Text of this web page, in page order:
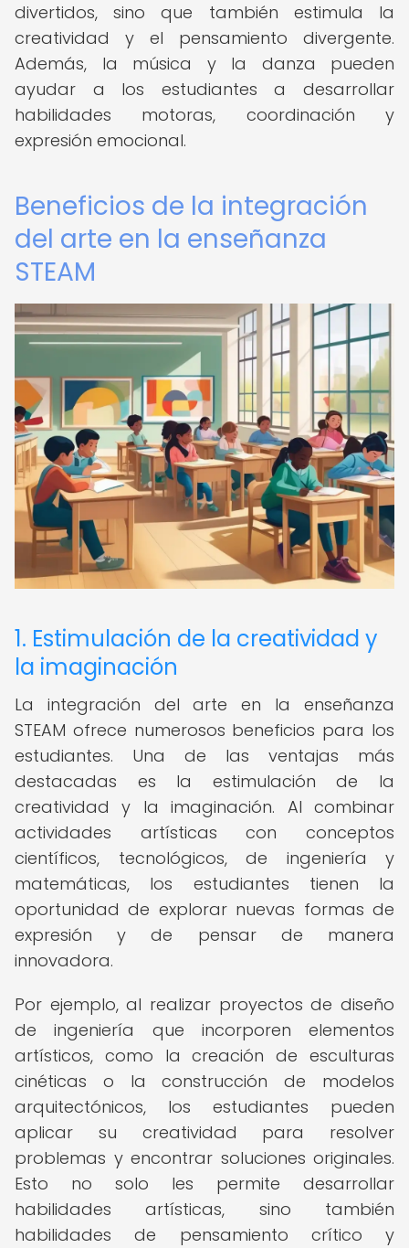
divertidos, sino que también estimula la
creatividad y el pensamiento divergente.
Además, la música y la danza pueden
ayudar a los estudiantes a desarrollar
habilidades motoras, coordinación y
expresión emocional.
Beneficios de la integración
del arte en la enseñanza
STEAM
1. Estimulación de la creatividad y
la imaginación
La integración del arte en la enseñanza
STEAM ofrece numerosos beneficios para los
estudiantes. Una de las ventajas más
destacadas es la estimulación de la
creatividad y la imaginación. Al combinar
actividades artísticas con conceptos
científicos, tecnológicos, de ingeniería y
matemáticas, los estudiantes tienen la
oportunidad de explorar nuevas formas de
expresión y de pensar de manera
innovadora.
Por ejemplo, al realizar proyectos de diseño
de ingeniería que incorporen elementos
artísticos, como la creación de esculturas
cinéticas o la construcción de modelos
arquitectónicos, los estudiantes pueden
aplicar su creatividad para resolver
problemas y encontrar soluciones originales.
Esto no solo les permite desarrollar
habilidades artísticas, sino también
habilidades de pensamiento crítico y